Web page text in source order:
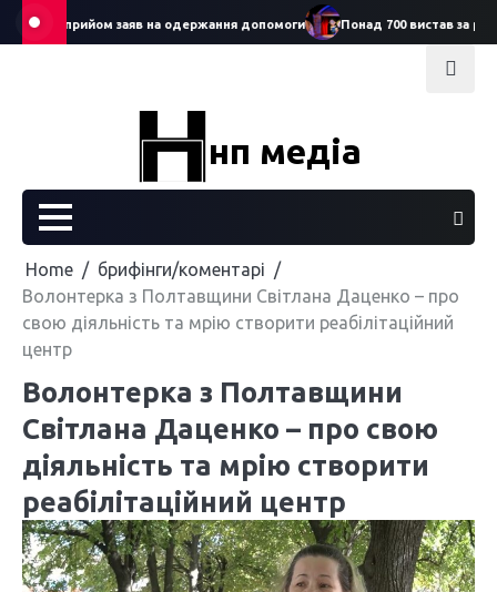
Skip
прийом заяв на одержання допомоги Понад 700 вистав за рік:
нп медіа
Home
брифінги/коментарі
Волонтерка з Полтавщини Світлана Даценко – про
свою діяльність та мрію створити реабілітаційний
центр
Волонтерка з Полтавщини
Світлана Даценко – про свою
діяльність та мрію створити
реабілітаційний центр